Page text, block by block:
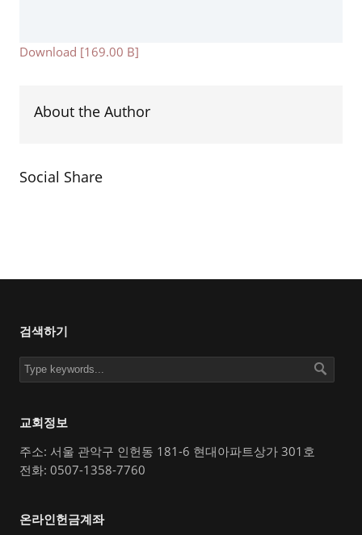
Download [169.00 B]
About the Author
Social Share
검색하기
교회정보
주소: 서울 관악구 인헌동 181-6 현대아파트상가 301호
전화: 0507-1358-7760
온라인헌금계좌